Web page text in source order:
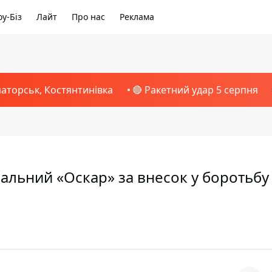
Біз Лайт Про нас Реклама
Костянтинівка 🔴 Ракетний удар 5 серпня
«Оскар» за внесок у боротьбу